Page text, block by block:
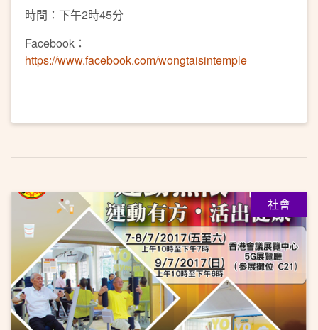
時間：下午2時45分
Facebook：
https://www.facebook.com/wongtaisintemple
社會